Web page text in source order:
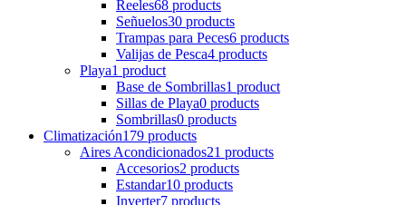
Reeles68 products
Señuelos30 products
Trampas para Peces6 products
Valijas de Pesca4 products
Playa1 product
Base de Sombrillas1 product
Sillas de Playa0 products
Sombrillas0 products
Climatización179 products
Aires Acondicionados21 products
Accesorios2 products
Estandar10 products
Inverter7 products